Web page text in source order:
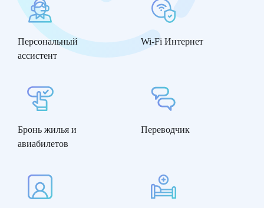
Персональный
ассистент
Wi-Fi Интернет
Бронь жилья и
авиабилетов
Переводчик